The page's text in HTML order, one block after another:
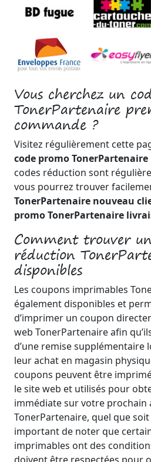
Vous cherchez un
TonerPartenaire
commande ?
Visitez régulièrement cette
code promo
codes réduction sont
vous pourrez trouver
TonerPartenaire nouveau
promo TonerPartenaire
Comment trouver
réduction
disponibles
Les coupons imprimables
également disponibles et
d’imprimer un coupon
web TonerPartenaire afin
d’une remise supplémentaire
leur achat en magasin
coupons peuvent être
le site web et utilisés pour
immédiate sur votre prochain
TonerPartenaire, quel que
important de noter que
imprimables ont des